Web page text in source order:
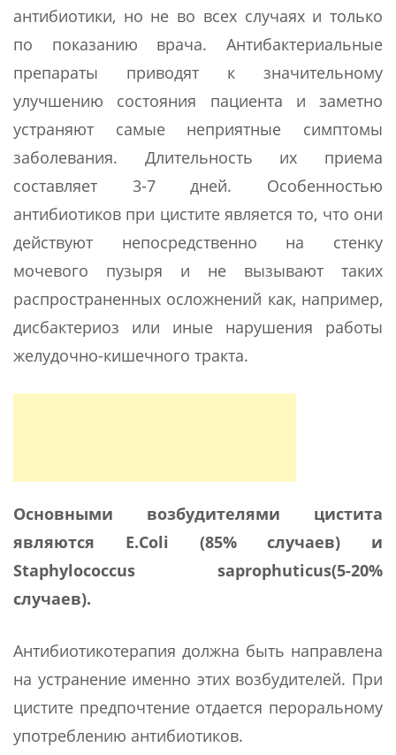
антибиотики, но не во всех случаях и только
по показанию врача. Антибактериальные
препараты приводят к значительному
улучшению состояния пациента и заметно
устраняют самые неприятные симптомы
заболевания. Длительность их приема
составляет 3-7 дней. Особенностью
антибиотиков при цистите является то, что они
действуют непосредственно на стенку
мочевого пузыря и не вызывают таких
распространенных осложнений как, например,
дисбактериоз или иные нарушения работы
желудочно-кишечного тракта.
Основными возбудителями цистита
являются E.Coli (85% случаев) и
Staphylococcus saprophuticus(5-20%
случаев).
Антибиотикотерапия должна быть направлена
на устранение именно этих возбудителей. При
цистите предпочтение отдается пероральному
употреблению антибиотиков.